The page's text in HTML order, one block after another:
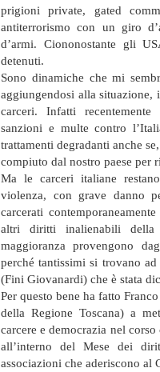
prigioni private, gated
antiterrorismo con un giro
d’armi. Ciononostante gli
detenuti.
Sono dinamiche che mi
aggiungendosi alla situazione,
carceri. Infatti
sanzioni e multe contro
trattamenti degradanti anche
compiuto dal nostro paese per
Ma le carceri italiane
violenza, con grave danno
carcerati
altri diritti inalienabili della
maggioranza provengono
perché tantissimi si trovano
(Fini Giovanardi) che è stata
Per questo bene ha fatto
della Regione Toscana) a
carcere e democrazia nel
all’interno del Mese dei
associazioni che aderiscono al